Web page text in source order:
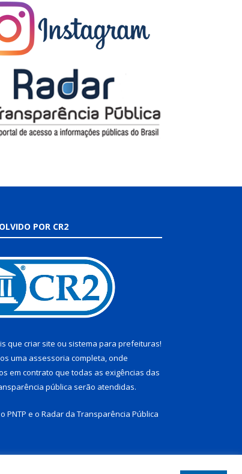
POR CR2
que criar site ou sistema para prefeituras!
uma assessoria completa, onde
em contrato que todas as exigências das
pública serão atendidas.
PNTP e o Radar da Transparência Pública